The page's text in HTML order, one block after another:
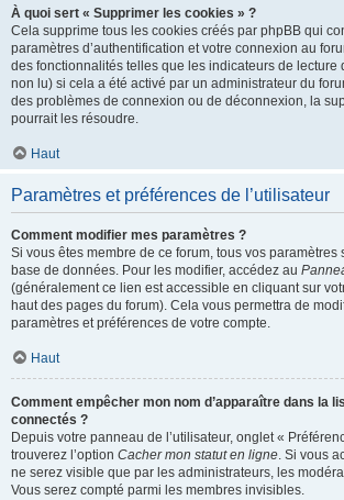
À quoi sert « Supprimer les cookies » ?
Cela supprime tous les cookies créés par phpBB qui
paramètres d’authentification et votre connexion au
des fonctionnalités telles que les indicateurs de lecture
non lu) si cela a été activé par un administrateur du
des problèmes de connexion ou de déconnexion, la
pourrait les résoudre.
Haut
Paramètres et préférences de l’utilisateur
Comment modifier mes paramètres ?
Si vous êtes membre de ce forum, tous vos paramètres
base de données. Pour les modifier, accédez au
(généralement ce lien est accessible en cliquant sur
haut des pages du forum). Cela vous permettra de
paramètres et préférences de votre compte.
Haut
Comment empêcher mon nom d’apparaître dans la
connectés ?
Depuis votre panneau de l’utilisateur, onglet «
trouverez l’option Cacher mon statut en ligne. Si vous
ne serez visible que par les administrateurs, les
Vous serez compté parmi les membres invisibles.